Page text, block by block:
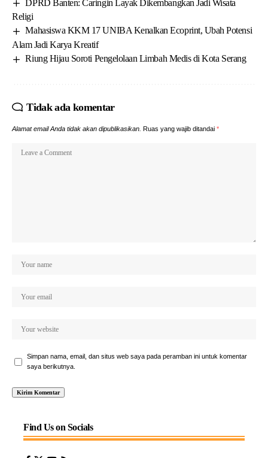
DPRD Banten: Caringin Layak Dikembangkan Jadi Wisata
Religi
Mahasiswa KKM 17 UNIBA Kenalkan Ecoprint, Ubah Potensi
Alam Jadi Karya Kreatif
Riung Hijau Soroti Pengelolaan Limbah Medis di Kota Serang
Tidak ada komentar
Alamat email Anda tidak akan dipublikasikan. Ruas yang wajib ditandai *
Simpan nama, email, dan situs web saya pada peramban ini untuk komentar
saya berikutnya.
Find Us on Socials